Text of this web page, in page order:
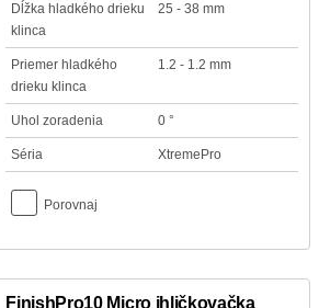
Dĺžka hladkého drieku
klinca
25 - 38 mm
Priemer hladkého
drieku klinca
1.2 - 1.2 mm
Uhol zoradenia 0 °
Séria XtremePro
Porovnaj
FinishPro10 Micro ihličkovačka